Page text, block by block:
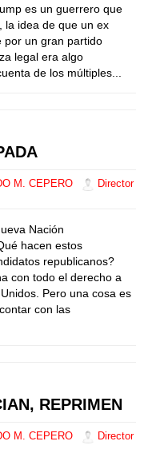
es un guerrero que
la idea de que un ex
un gran partido
legal era algo
de los múltiples...
M. CEPERO
Director
Nación
hacen estos
republicanos?
con todo el derecho a
Pero una cosa es
con las
REPRIMEN
M. CEPERO
Director